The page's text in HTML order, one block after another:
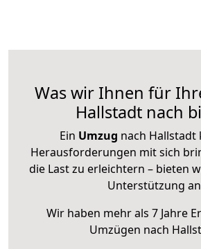
Was wir Ihnen für
Hallstadt nach
Ein Umzug nach Hallstadt
Herausforderungen mit sich
die Last zu erleichtern – bieten
Unterstützung
Wir haben mehr als 7 Jahre
Umzügen nach